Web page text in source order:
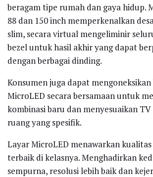
beragam tipe rumah dan gaya hidup.
88 dan 150 inch memperkenalkan
slim, secara virtual mengeliminir
bezel untuk hasil akhir yang dapat
dengan berbagai dinding.
Konsumen juga dapat
MicroLED secara bersamaan untuk
kombinasi baru dan menyesuaikan
ruang yang spesifik.
Layar MicroLED menawarkan
terbaik di kelasnya. Menghadirkan
sempurna, resolusi lebih baik dan